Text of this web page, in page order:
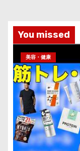
You missed
美容・健康